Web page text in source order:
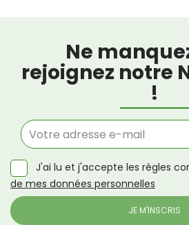
Ne
rejoignez notre
!
J'ai lu et j'accepte les règles
de mes données personnelles